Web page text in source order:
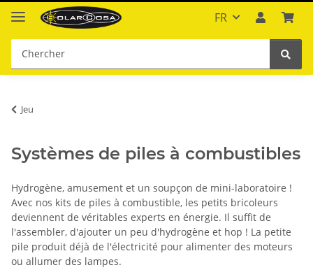
FR
Jeu
Systèmes de piles à combustibles
Hydrogène, amusement et un soupçon de mini-laboratoire !
Avec nos kits de piles à combustible, les petits bricoleurs
deviennent de véritables experts en énergie. Il suffit de
l'assembler, d'ajouter un peu d'hydrogène et hop ! La petite
pile produit déjà de l'électricité pour alimenter des moteurs
ou allumer des lampes.